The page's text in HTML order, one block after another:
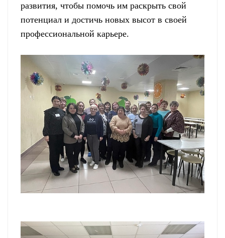
развития, чтобы помочь им раскрыть свой
потенциал и достичь новых высот в своей
профессиональной карьере.